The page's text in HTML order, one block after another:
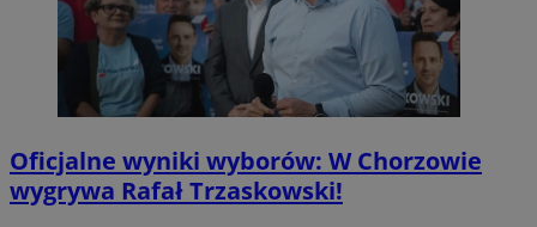
Oficjalne wyniki wyborów: W Chorzowie
wygrywa Rafał Trzaskowski!